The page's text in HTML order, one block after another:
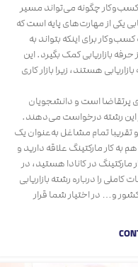
چگونه می‌تواند مسیر
یکی از مهارت‌های پایه است که
برای اینکه بتواند به
بازاریابی کمک بگیرد. این
هستند، زیرا بازار کاری
پرتقاضا است و دانشجویان
این رشته درخواست می‌دهند.
و تقریبا تمام مشاغل به‌عنوان یک
به کار مارکتینگ علاقه دارید و
مارکتینگ در کانادا هستید، در
کاملی را درباره رشته بازاریابی
کشور و… در اختیار شما قرار